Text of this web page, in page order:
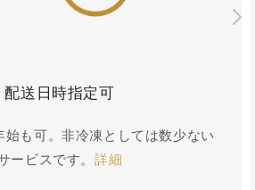
配送日時指定可
始も可。非冷凍としては数少ない
ービスです。 詳細